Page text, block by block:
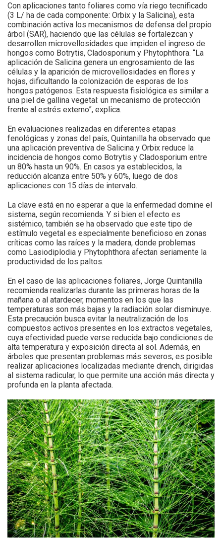
Con aplicaciones tanto foliares como vía riego tecnificado
(3 L/ ha de cada componente: Orbix y la Salicina), esta
combinación activa los mecanismos de defensa del propio
árbol (SAR), haciendo que las células se fortalezcan y
desarrollen microvellosidades que impiden el ingreso de
hongos como Botrytis, Cladosporium y Phytophthora. “La
aplicación de Salicina genera un engrosamiento de las
células y la aparición de microvellosidades en flores y
hojas, dificultando la colonización de esporas de los
hongos patógenos. Esta respuesta fisiológica es similar a
una piel de gallina vegetal: un mecanismo de protección
frente al estrés externo”, explica.
En evaluaciones realizadas en diferentes etapas
fenológicas y zonas del país, Quintanilla ha observado que
una aplicación preventiva de Salicina y Orbix reduce la
incidencia de hongos como Botrytis y Cladosporium entre
un 80% hasta un 90%. En casos ya establecidos, la
reducción alcanza entre 50% y 60%, luego de dos
aplicaciones con 15 días de intervalo.
La clave está en no esperar a que la enfermedad domine el
sistema, según recomienda. Y si bien el efecto es
sistémico, también se ha observado que este tipo de
estímulo vegetal es especialmente beneficioso en zonas
críticas como las raíces y la madera, donde problemas
como Lasiodiplodia y Phytophthora afectan seriamente la
productividad de los paltos.
En el caso de las aplicaciones foliares, Jorge Quintanilla
recomienda realizarlas durante las primeras horas de la
mañana o al atardecer, momentos en los que las
temperaturas son más bajas y la radiación solar disminuye.
Esta precaución busca evitar la neutralización de los
compuestos activos presentes en los extractos vegetales,
cuya efectividad puede verse reducida bajo condiciones de
alta temperatura y exposición directa al sol. Además, en
árboles que presentan problemas más severos, es posible
realizar aplicaciones localizadas mediante drench, dirigidas
al sistema radicular, lo que permite una acción más directa y
profunda en la planta afectada.